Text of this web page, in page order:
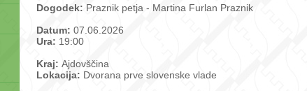
Dogodek: Praznik petja - Martina Furlan Praznik
Datum: 07.06.2026
Ura: 19:00
Kraj: Ajdovščina
Lokacija: Dvorana prve slovenske vlade